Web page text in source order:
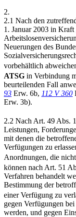
2.
2.1 Nach den
1. Januar 2003 in Kraft
Neuerungen des
vorbehältlich
ATSG in Verbindung
beurteilenden Fall
93 Erw. 6b, 112 V 360
Erw. 3b).
2.2 Nach Art. 49 Abs. 1
Leistungen,
mit denen die
Verfügungen zu
Anordnungen, die
können nach Art. 51
Verfahren behandelt
Bestimmung der
einer Verfügung zu
gegen Verfügungen
werden, und gegen